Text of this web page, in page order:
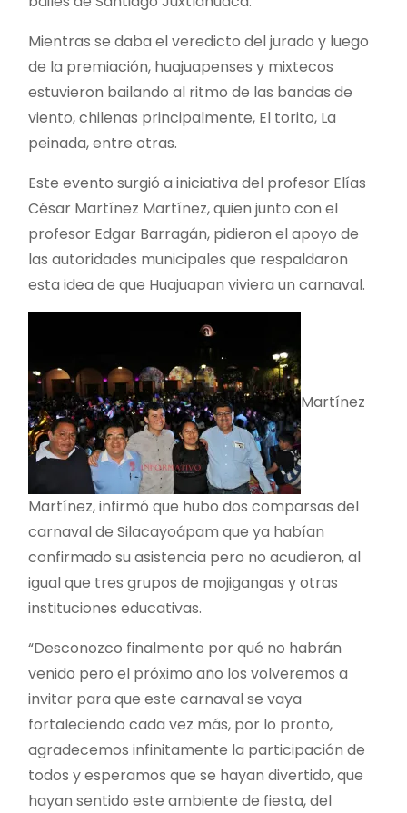
Mientras se daba el veredicto del jurado y luego
de la premiación, huajuapenses y mixtecos
estuvieron bailando al ritmo de las bandas de
viento, chilenas principalmente, El torito, La
peinada, entre otras.
Este evento surgió a iniciativa del profesor Elías
César Martínez Martínez, quien junto con el
profesor Edgar Barragán, pidieron el apoyo de
las autoridades municipales que respaldaron
esta idea de que Huajuapan viviera un carnaval.
Martínez
Martínez, infirmó que hubo dos comparsas del
carnaval de Silacayoápam que ya habían
confirmado su asistencia pero no acudieron, al
igual que tres grupos de mojigangas y otras
instituciones educativas.
“Desconozco finalmente por qué no habrán
venido pero el próximo año los volveremos a
invitar para que este carnaval se vaya
fortaleciendo cada vez más, por lo pronto,
agradecemos infinitamente la participación de
todos y esperamos que se hayan divertido, que
hayan sentido este ambiente de fiesta, del